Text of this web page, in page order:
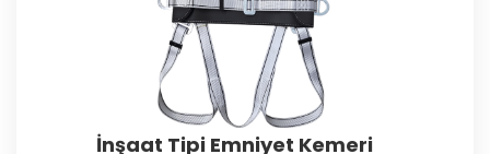
İnşaat Tipi Emniyet Kemeri